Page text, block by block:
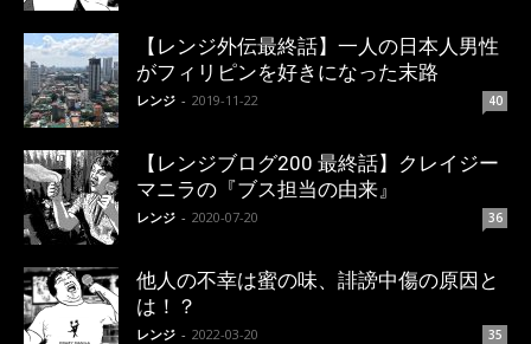
【レンジ外伝最終話】一人の日本人男性
がフィリピンを好きになった末路
レンジ - 2019-11-22 40
【レンジブログ200 最終話】クレイジー
マニラの『ブス担当の由来』
レンジ - 2020-07-20 36
他人の不幸は蜜の味、誹謗中傷の原因と
は！？
レンジ - 2022-03-20 35